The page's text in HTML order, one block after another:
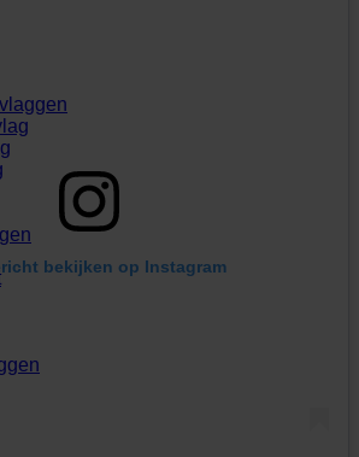
bekijken op Instagram